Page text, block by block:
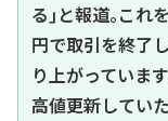
る｣と報道｡これ
円で取引を終了
り上がっていま
高値更新してい